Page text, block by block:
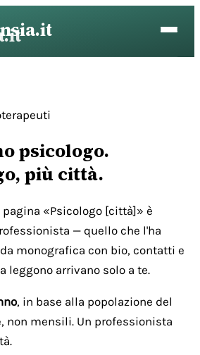
psicologo.
più città.
«Psicologo [città]» è
— quello che l'ha
monografica con bio, contatti e
leggono arrivano solo a te.
, in base alla popolazione del
non mensili. Un professionista